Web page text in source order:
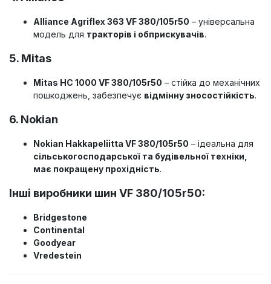
Alliance Agriflex 363 VF 380/105r50 – універсальна
модель для тракторів і обприскувачів.
5. Mitas
Mitas HC 1000 VF 380/105r50 – стійка до механічних
пошкоджень, забезпечує відмінну зносостійкість.
6. Nokian
Nokian Hakkapeliitta VF 380/105r50 – ідеальна для
сільськогосподарської та будівельної техніки,
має покращену прохідність.
Інші виробники шин VF 380/105r50:
Bridgestone
Continental
Goodyear
Vredestein